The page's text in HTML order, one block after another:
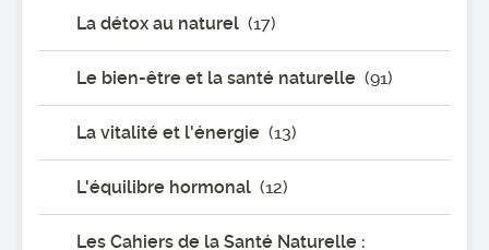
La détox au naturel (17)
Le bien-être et la santé naturelle (91)
La vitalité et l'énergie (13)
L'équilibre hormonal (12)
Les Cahiers de la Santé Naturelle :